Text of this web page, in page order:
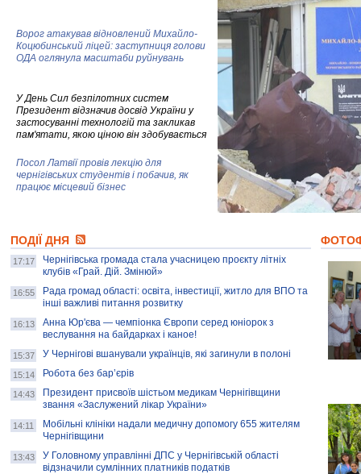
Ворог атакував відновлений Михайло-
Коцюбинський ліцей: заступниця голови
ОДА оглянула масштаби руйнувань
У День Сил безпілотних систем
Президент відзначив досвід України у
застосуванні технологій та закликав
пам'ятати, якою ціною він здобувається
Посол Латвії провів лекцію для
чернігівських студентів і побачив, як
працює місцевий бізнес
колекцію про війну, емоції та тварин
AB InBev Efes Україна підтримала
навчальний проєкт "Молодіжна бізнес-
школа", спрямований на розвиток
підприємництва у Чернігівській області
Золота тварина: видання Forbes
написало про чернігівця Патрона: хто і
скільки на ньому заробляє? І куди
витрачають?
ПОДІЇ ДНЯ
17:17
Чернігівська громада стала учасницею проєкту літніх
клубів «Грай. Дій. Змінюй»
16:55
Рада громад області: освіта, інвестиції, житло для ВПО та
інші важливі питання розвитку
16:13
Анна Юр'єва — чемпіонка Європи серед юніорок з
веслування на байдарках і каное!
15:37 У Чернігові вшанували українців, які загинули в полоні
15:14 Робота без бар’єрів
14:43
Президент присвоїв шістьом медикам Чернігівщини
звання «Заслужений лікар України»
14:11
Мобільні клініки надали медичну допомогу 655 жителям
Чернігівщини
13:43
У Головному управлінні ДПС у Чернігівській області
відзначили сумлінних платників податків